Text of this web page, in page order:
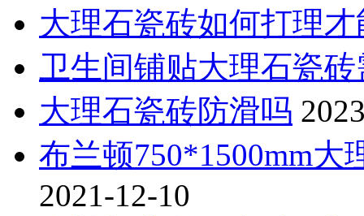
大理石瓷砖如何打理
卫生间铺贴大理石瓷
大理石瓷砖防滑吗
布兰顿750*1500mm大
2021-12-10